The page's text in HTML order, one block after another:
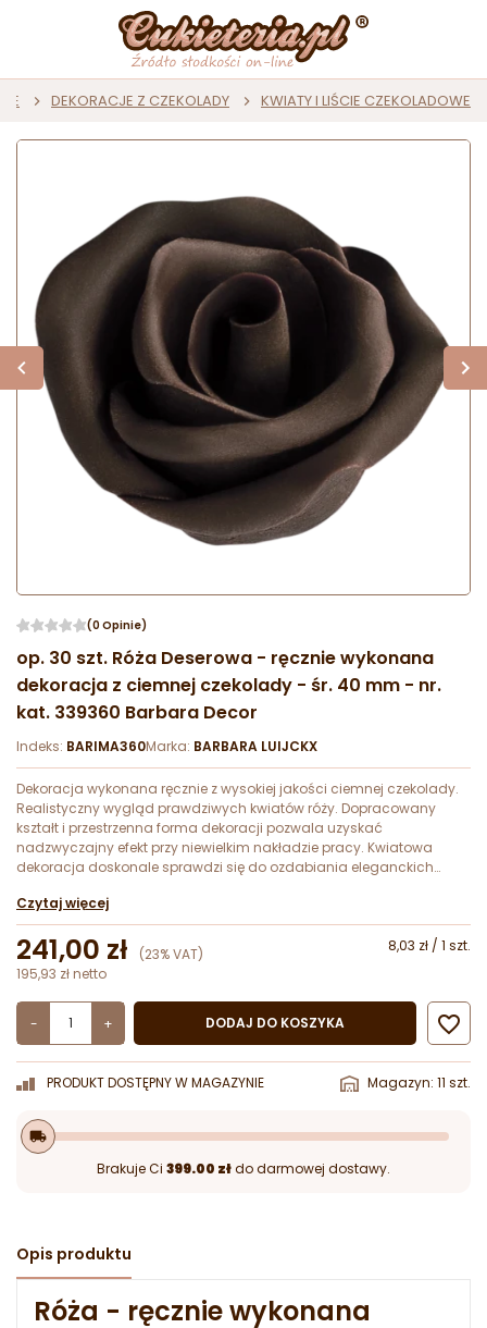
DEKORACJE Z CZEKOLADY KWIATY I LIŚCIE CZEKOLADOWE
(0 Opinie)
op. 30 szt. Róża Deserowa - ręcznie wykonana
dekoracja z ciemnej czekolady - śr. 40 mm - nr.
kat. 339360 Barbara Decor
Indeks: BARIMA360Marka: BARBARA LUIJCKX
Dekoracja wykonana ręcznie z wysokiej jakości ciemnej czekolady.
Realistyczny wygląd prawdziwych kwiatów róży. Dopracowany
kształt i przestrzenna forma dekoracji pozwala uzyskać
nadzwyczajny efekt przy niewielkim nakładzie pracy. Kwiatowa
dekoracja doskonale sprawdzi się do ozdabiania eleganckich
Czytaj więcej
241,00 zł (23% VAT)
8,03 zł / 1 szt.
195,93 zł netto
- + DODAJ DO KOSZYKA 
PRODUKT DOSTĘPNY W MAGAZYNIE Magazyn: 11 szt.
local_shipping
Brakuje Ci 399.00 złdo darmowej dostawy.
Opis produktu
Róża - ręcznie wykonana